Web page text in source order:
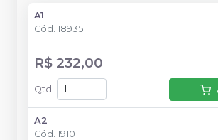
A1
Cód. 18935
R$ 232,00
Qtd :
A2
Cód. 19101